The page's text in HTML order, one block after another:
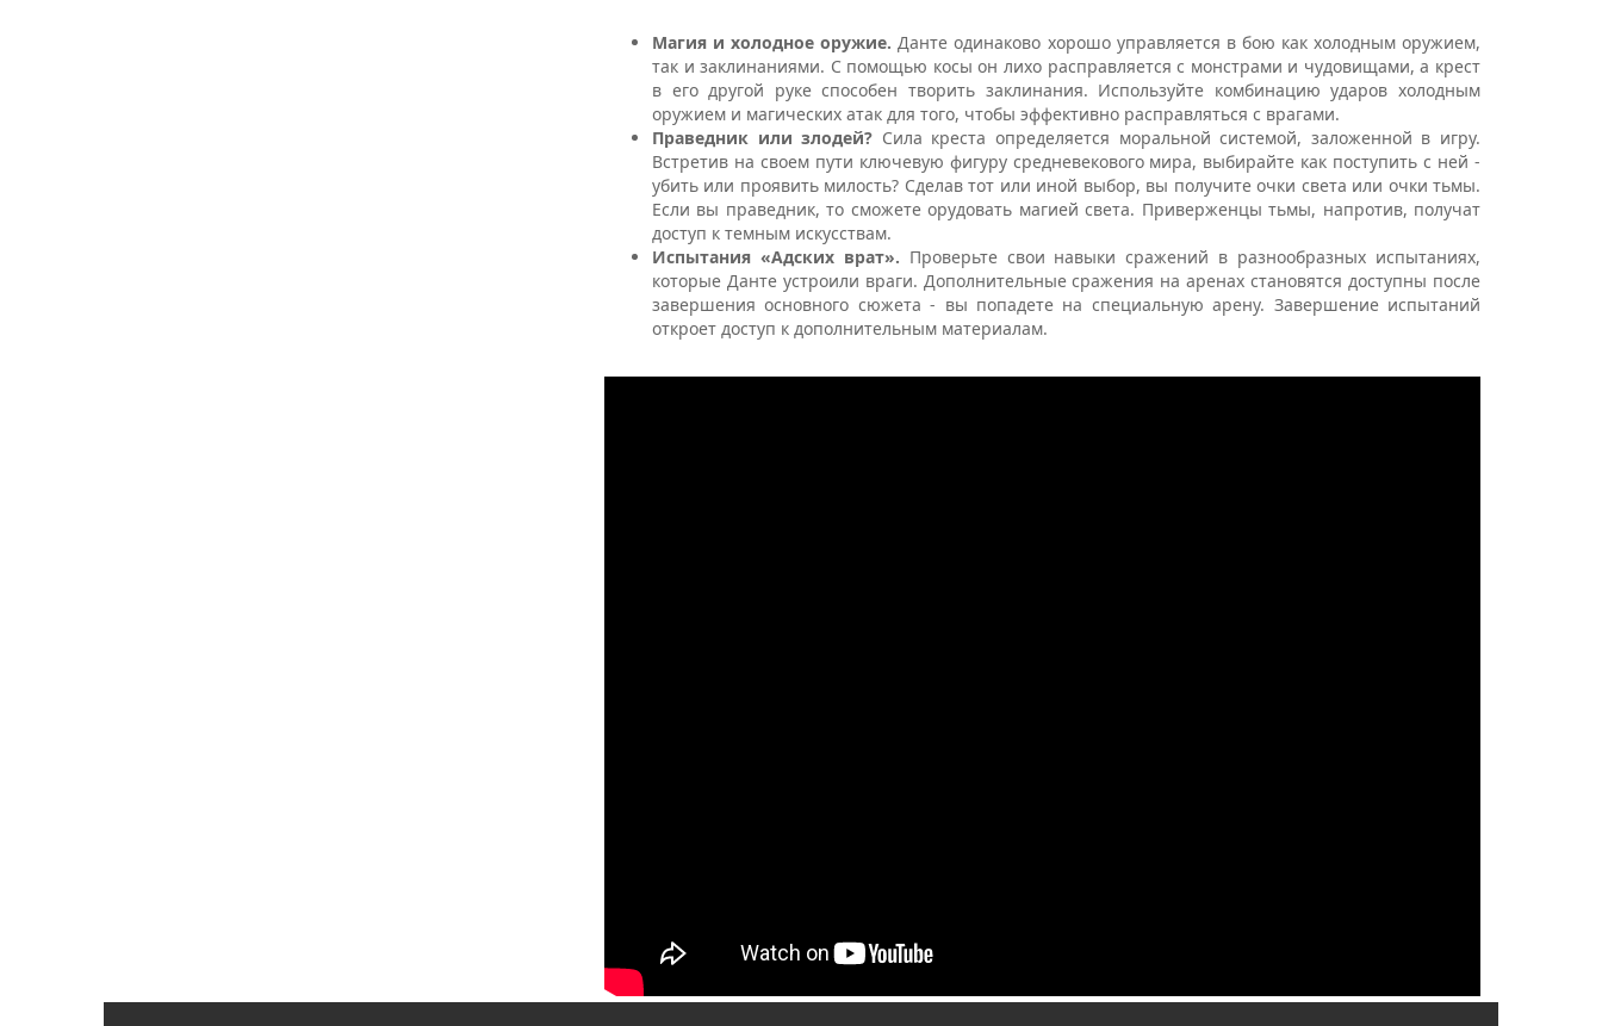
Магия и холодное оружие.Данте одинаково хорошо управляется в бою как холодным оружием,
так и заклинаниями. С помощью косы он лихо расправляется с монстрами и чудовищами, а крест
в его другой руке способен творить заклинания. Используйте комбинацию ударов холодным
оружием и магических атак для того, чтобы эффективно расправляться с врагами.
Праведник или злодей? Сила креста определяется моральной системой, заложенной в игру.
Встретив на своем пути ключевую фигуру средневекового мира, выбирайте как поступить с ней -
убить или проявить милость? Сделав тот или иной выбор, вы получите очки света или очки тьмы.
Если вы праведник, то сможете орудовать магией света. Приверженцы тьмы, напротив, получат
доступ к темным искусствам.
Испытания «Адских врат». Проверьте свои навыки сражений в разнообразных испытаниях,
которые Данте устроили враги. Дополнительные сражения на аренах становятся доступны после
завершения основного сюжета - вы попадете на специальную арену. Завершение испытаний
откроет доступ к дополнительным материалам.